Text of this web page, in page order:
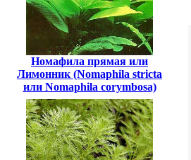
Номафила прямая или
Лимонник (Nomaphila stricta
или Nomaphila corymbosa)